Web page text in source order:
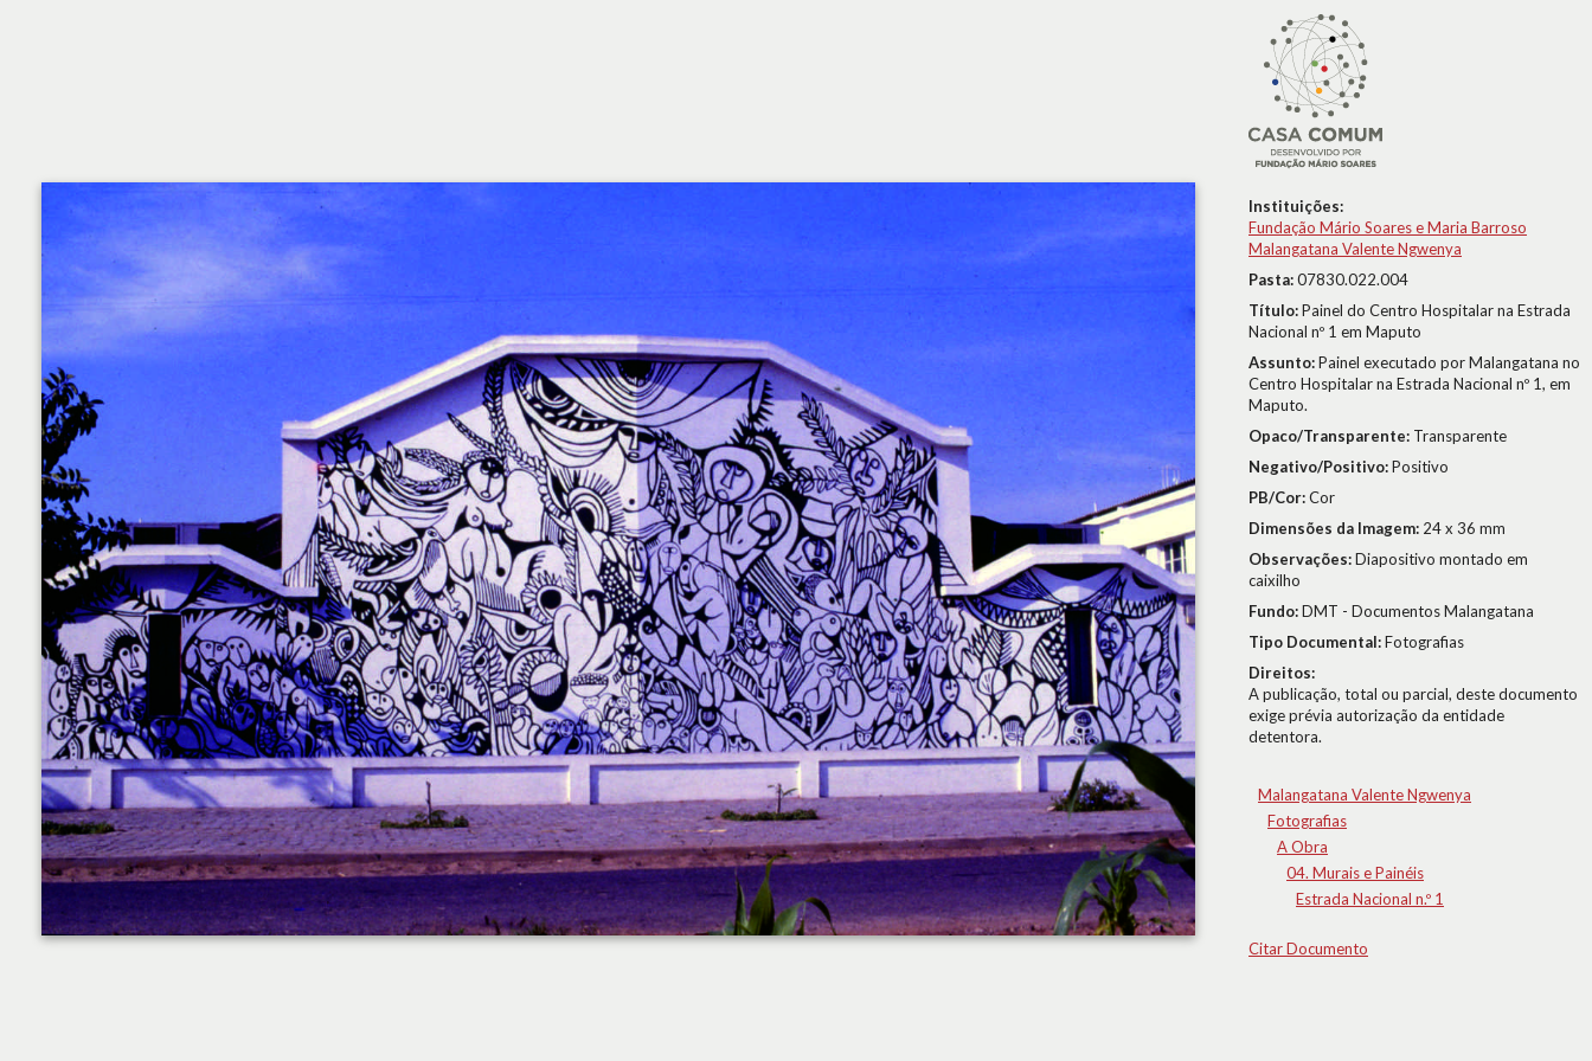
Instituições:
Fundação Mário Soares e Maria Barroso
Malangatana Valente Ngwenya
Pasta:07830.022.004
Título:Painel do Centro Hospitalar na Estrada
Nacional nº 1 em Maputo
Assunto:Painel executado por Malangatana no
Centro Hospitalar na Estrada Nacional nº 1, em
Maputo.
Opaco/Transparente: Transparente
Negativo/Positivo:Positivo
PB/Cor:Cor
Dimensões da Imagem: 24 x 36 mm
Observações:Diapositivo montado em
caixilho
Fundo:DMT - Documentos Malangatana
Tipo Documental:Fotografias
Direitos:
A publicação, total ou parcial, deste documento
exige prévia autorização da entidade
detentora.
Malangatana Valente Ngwenya
Fotografias
A Obra
04. Murais e Painéis
Estrada Nacional n.º 1
Citar Documento